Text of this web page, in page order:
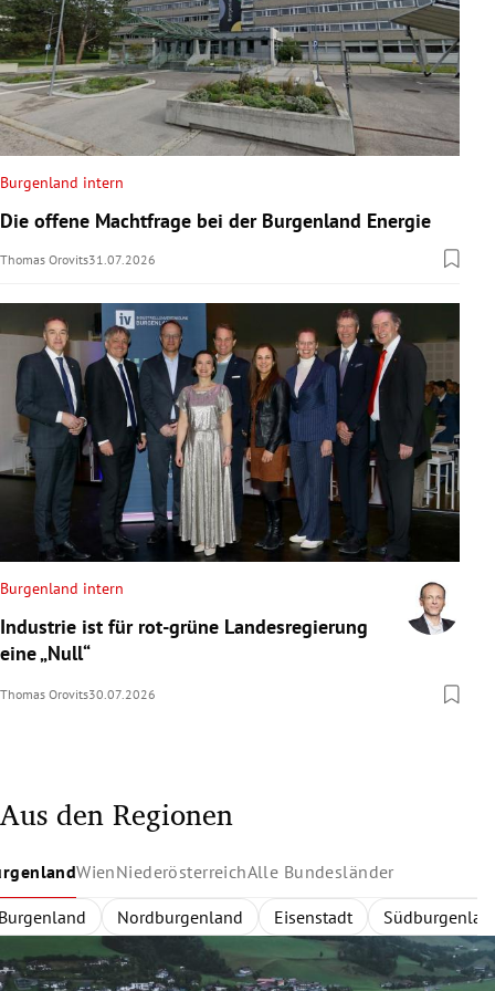
Burgenland intern
Die offene Machtfrage bei der Burgenland Energie
Thomas Orovits31.07.2026
Burgenland intern
Industrie ist für rot-grüne Landesregierung
eine „Null“
Thomas Orovits30.07.2026
Aus den Regionen
WienNiederösterreichAlle Bundesländer
Nordburgenland Eisenstadt
Innerhalb des Gürtels Außerhalb des Gürtels
Rund um Wien Zentralregion
Bundesländer Wien Niederösterreich Burgenland